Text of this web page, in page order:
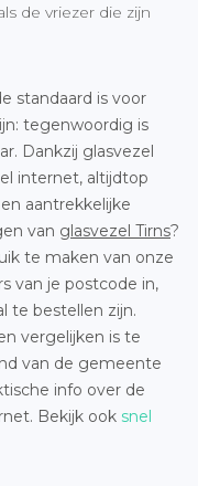
de vriezer die zijn
standaard is voor
tegenwoordig is
Dankzij glasvezel
internet, altijdtop
aantrekkelijke
van glasvezel Tirns?
te maken van onze
van je postcode in,
te bestellen zijn.
vergelijken is te
van de gemeente
info over de
Bekijk ook snel